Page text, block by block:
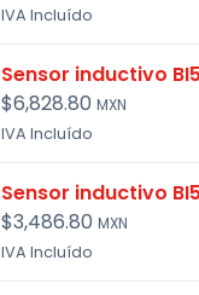
IVA Incluído
Sensor inductivo
$6,828.80 MXN
IVA Incluído
Sensor inductivo
$3,486.80 MXN
IVA Incluído